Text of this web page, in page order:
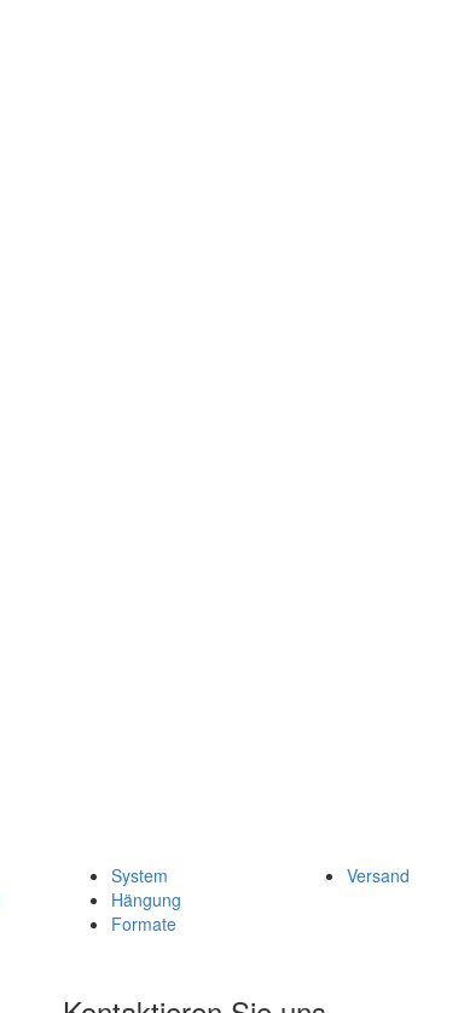
System
Hängung
Formate
Versand